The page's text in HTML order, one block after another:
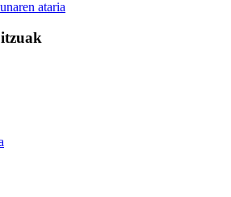
ataria